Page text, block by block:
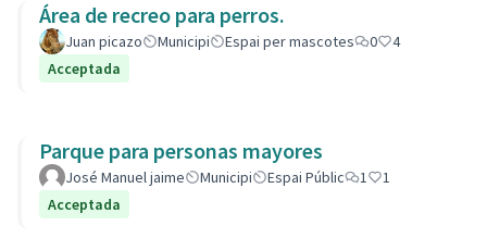
Área de recreo para perros.
Juan picazo Municipi Espai per mascotes 0
4
Acceptada
Parque para personas mayores
José Manuel jaime Municipi Espai Públic 1
1
Acceptada